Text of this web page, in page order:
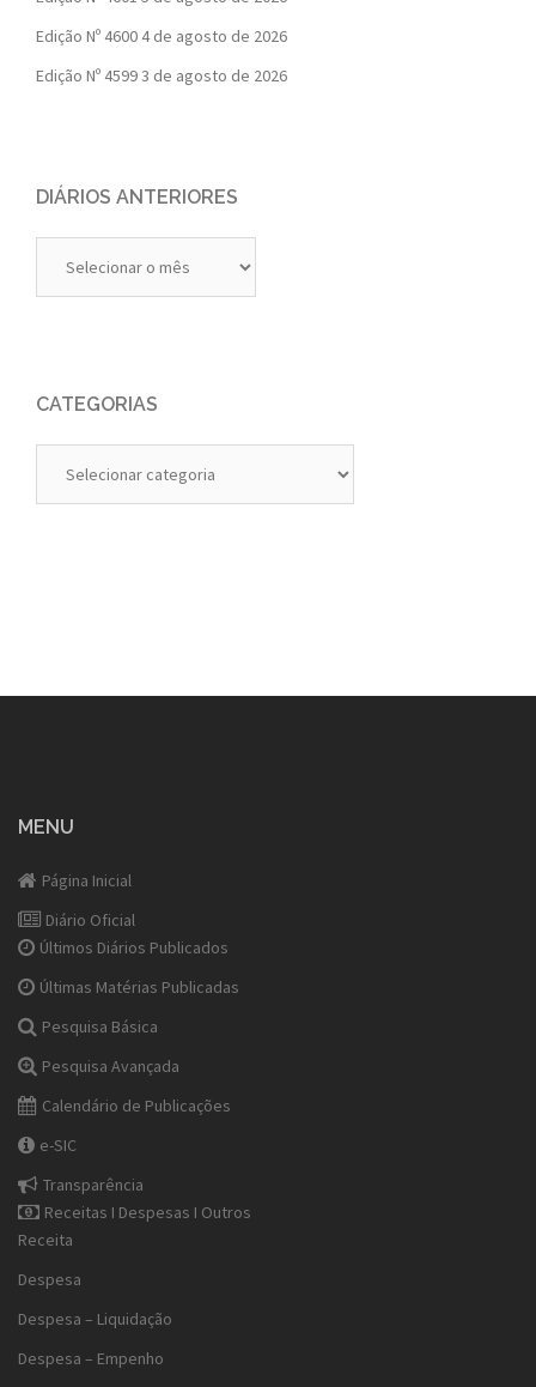
Edição Nº 4600 4 de agosto de 2026
Edição Nº 45993 de agosto de 2026
DIÁRIOS ANTERIORES
Anteriores
CATEGORIAS
MENU
Página Inicial
Diário Oficial
Últimos Diários Publicados
Últimas Matérias Publicadas
Pesquisa Básica
Pesquisa Avançada
Calendário de Publicações
e-SIC
Transparência
Receitas I Despesas I Outros
Receita
Despesa
Despesa – Liquidação
Despesa – Empenho